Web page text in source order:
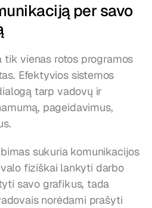
per savo
tik vienas rotos programos
Efektyvios sistemos
tarp vadovų ir
pageidavimus,
sukuria komunikacijos
fiziškai lankyti darbo
savo grafikus, tada
norėdami prašyti